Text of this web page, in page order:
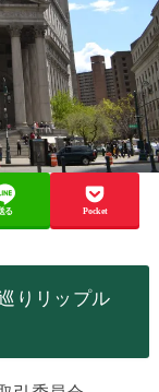
る Pocket
りリップル